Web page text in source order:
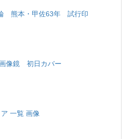
熊本・甲佐63年 試行印
像鏡 初日カバー
一覧 画像